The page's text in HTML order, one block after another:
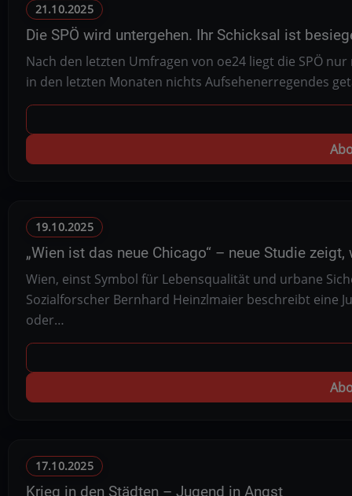
21.10.2025
Die SPÖ wird untergehen. Ihr Schicksal ist
Nach den letzten Umfragen von oe24 liegt die SPÖ
in den letzten Monaten nichts Aufsehenerregendes
19.10.2025
„Wien ist das neue Chicago“ – neue Studie
Wien, einst Symbol für Lebensqualität und urbane
Sozialforscher Bernhard Heinzlmaier beschreibt eine
oder…
17.10.2025
Krieg in den Städten – Jugend in Angst